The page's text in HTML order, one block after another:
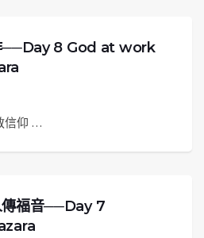
──Day 8 God at work
信仰 …
傳福音──Day 7